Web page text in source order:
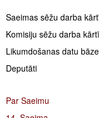
Saeimas sēžu darba
Komisiju sēžu darba
Likumdošanas datu bāze
Deputāti
Par Saeimu